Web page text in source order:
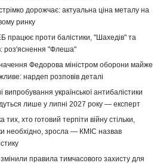
дорожчає: актуальна ціна металу на
ринку
працює проти балістики, "Шахедів" та
роз'яснення "Флеша"
Федорова міністром оборони майже
нардеп розповів деталі
випробування української антибалістики
лише у липні 2027 року — експерт
тих, хто готовий терпіти війну стільки,
необхідно, зросла — КМІС назвав
правила тимчасового захисту для